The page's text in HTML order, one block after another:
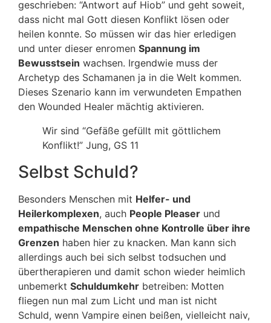
geschrieben: “Antwort auf Hiob” und geht soweit,
dass nicht mal Gott diesen Konflikt lösen oder
heilen konnte. So müssen wir das hier erledigen
und unter dieser enromen Spannung im
Bewusstsein wachsen. Irgendwie muss der
Archetyp des Schamanen ja in die Welt kommen.
Dieses Szenario kann im verwundeten Empathen
den Wounded Healer mächtig aktivieren.
Wir sind “Gefäße gefüllt mit göttlichem
Konflikt!” Jung, GS 11
Selbst Schuld?
Besonders Menschen mit Helfer- und
Heilerkomplexen, auch People Pleaser und
empathische Menschen ohne Kontrolle über ihre
Grenzen haben hier zu knacken. Man kann sich
allerdings auch bei sich selbst todsuchen und
übertherapieren und damit schon wieder heimlich
unbemerkt Schuldumkehr betreiben: Motten
fliegen nun mal zum Licht und man ist nicht
Schuld, wenn Vampire einen beißen, vielleicht naiv,